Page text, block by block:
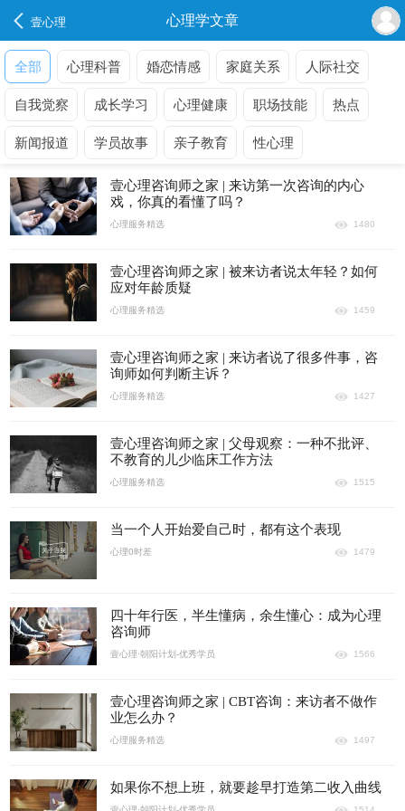
壹心理 心理学文章
全部 心理科普 婚恋情感 家庭关系 人际社交
自我觉察 成长学习 心理健康 职场技能 热点
新闻报道 学员故事 亲子教育 性心理
壹心理咨询师之家 | 来访第一次咨询的内心
戏，你真的看懂了吗？
心理服务精选 1480
壹心理咨询师之家 | 被来访者说太年轻？如何
应对年龄质疑
心理服务精选 1459
壹心理咨询师之家 | 来访者说了很多件事，咨
询师如何判断主诉？
心理服务精选 1427
壹心理咨询师之家 | 父母观察：一种不批评、
不教育的儿少临床工作方法
心理服务精选 1515
当一个人开始爱自己时，都有这个表现
心理0时差 1479
四十年行医，半生懂病，余生懂心：成为心理
咨询师
壹心理·朝阳计划-优秀学员 1566
壹心理咨询师之家 | CBT咨询：来访者不做作
业怎么办？
心理服务精选 1497
如果你不想上班，就要趁早打造第二收入曲线